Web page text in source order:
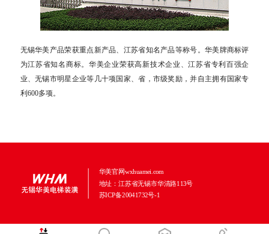
无锡华美产品荣获重点新产品、江苏省知名产品等称号。华美牌商标评
为江苏省知名商标。华美企业荣获高新技术企业、江苏省专利百强企
业、无锡市明星企业等几十项国家、省，市级奖励，并自主拥有国家专
利600多项。
华美官网wxhuamei.com
地址：江苏省无锡市华清路113号
苏ICP备20041732号-1